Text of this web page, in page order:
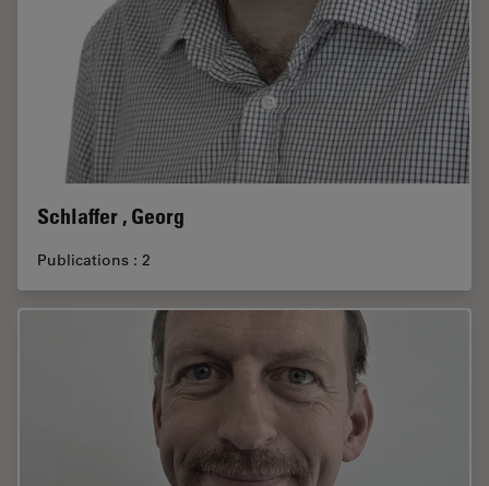
Schlaffer , Georg
Publications : 2